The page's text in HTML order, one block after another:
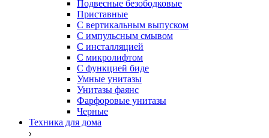
Подвесные безободковые
Приставные
С вертикальным выпуском
С импульсным смывом
С инсталляцией
С микролифтом
С функцией биде
Умные унитазы
Унитазы фаянс
Фарфоровые унитазы
Черные
Техника для дома